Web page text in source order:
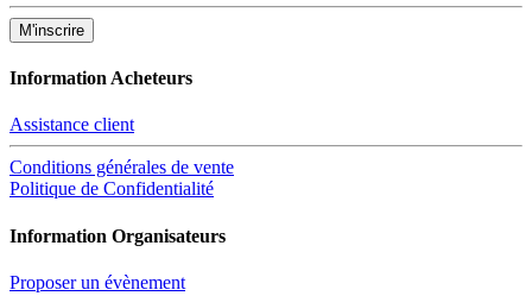
Information Acheteurs
Assistance client
Conditions générales de vente
Politique de Confidentialité
Information Organisateurs
Proposer un évènement